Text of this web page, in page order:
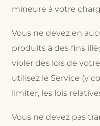
mineure à votre
Vous ne devez en
produits à des fins
violer des lois de
utilisez le Service (y
limiter, les lois
Vous ne devez pas